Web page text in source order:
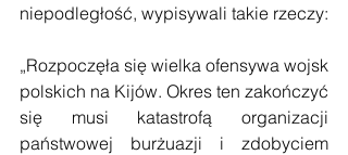
niepodległość, wypisywali takie rzeczy:
„Rozpoczęła się wielka ofensywa wojsk
polskich na Kijów. Okres ten zakończyć
się musi katastrofą organizacji
państwowej burżuazji i zdobyciem